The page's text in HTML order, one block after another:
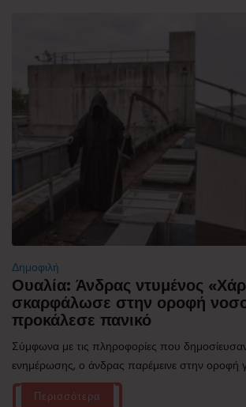
Δημοφιλή
Ουαλία: Άνδρας ντυμένος
σκαρφάλωσε στην οροφή
προκάλεσε πανικό
Σύμφωνα με τις πληροφορίες που
ενημέρωσης, ο άνδρας παρέμεινε στην οροφή
Περισσότερα